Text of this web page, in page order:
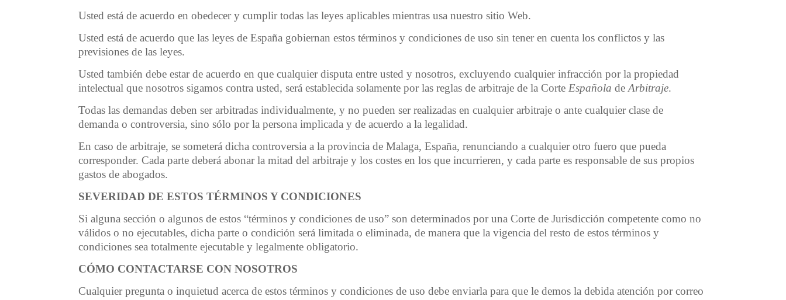
Usted está de acuerdo en obedecer y cumplir todas las leyes aplicables mientras usa nuestro sitio Web.
Usted está de acuerdo que las leyes de España gobiernan estos términos y condiciones de uso sin tener en cuenta los conflictos y las
previsiones de las leyes.
Usted también debe estar de acuerdo en que cualquier disputa entre usted y nosotros, excluyendo cualquier infracción por la propiedad
intelectual que nosotros sigamos contra usted, será establecida solamente por las reglas de arbitraje de la Corte Española deArbitraje.
Todas las demandas deben ser arbitradas individualmente, y no pueden ser realizadas en cualquier arbitraje o ante cualquier clase de
demanda o controversia, sino sólo por la persona implicada y de acuerdo a la legalidad.
En caso de arbitraje, se someterá dicha controversia a la provincia de Malaga, España, renunciando a cualquier otro fuero que pueda
corresponder. Cada parte deberá abonar la mitad del arbitraje y los costes en los que incurrieren, y cada parte es responsable de sus propios
gastos de abogados.
SEVERIDAD DE ESTOS TÉRMINOS Y CONDICIONES
Si alguna sección o algunos de estos “términos y condiciones de uso” son determinados por una Corte de Jurisdicción competente como no
válidos o no ejecutables, dicha parte o condición será limitada o eliminada, de manera que la vigencia del resto de estos términos y
condiciones sea totalmente ejecutable y legalmente obligatorio.
CÓMO CONTACTARSE CON NOSOTROS
Cualquier pregunta o inquietud acerca de estos términos y condiciones de uso debe enviarla para que le demos la debida atención por correo